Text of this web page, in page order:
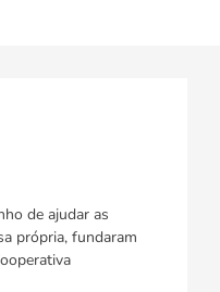
de ajudar as
própria, fundaram